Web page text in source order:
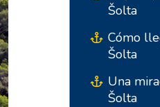
Šolta
Cómo
Šolta
Una
Šolta
Bases del Sur